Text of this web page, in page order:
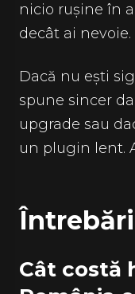
nicio rușine în
decât ai nevoie.
Dacă nu ești
spune sincer
upgrade sau
un plugin lent.
Cât costă